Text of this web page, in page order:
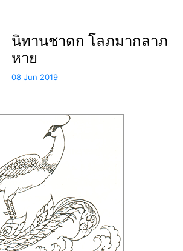
นิทานชาดก โลภมากลาภ
หาย
08 Jun 2019